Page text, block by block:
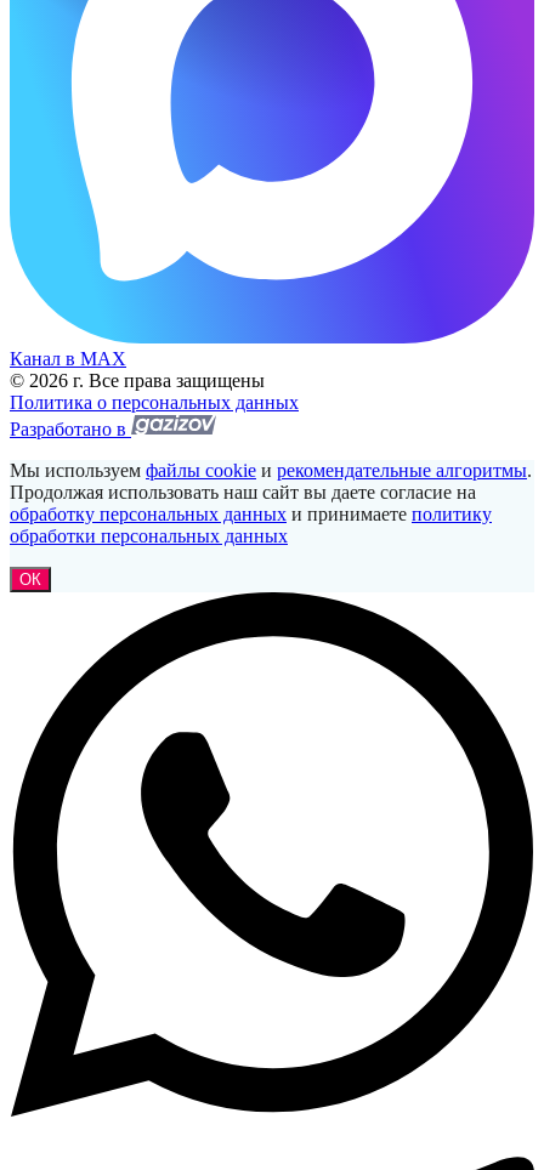
Канал в МАХ
© 2026 г. Все права защищены
Политика о персональных данных
Разработано в
Мы используем файлы cookie и рекомендательные алгоритмы.
Продолжая использовать наш сайт вы даете согласие на
обработку персональных данных и принимаете политику
обработки персональных данных
ОК